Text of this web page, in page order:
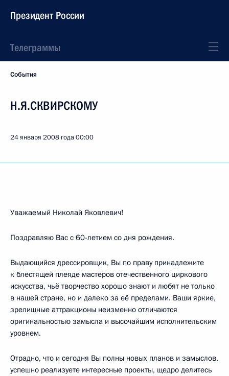
Президент России
Телеграммы
События
Н.Я.СКВИРСКОМУ
24 января 2008 года00:00
Уважаемый Николай Яковлевич!
Поздравляю Вас с 60-летием со дня рождения.
Выдающийся дрессировщик, Вы по праву принадлежите
к блестящей плеяде мастеров отечественного циркового
искусства, чьё творчество хорошо знают и любят не только
в нашей стране, но и далеко за её пределами. Ваши яркие,
зрелищные аттракционы неизменно отличаются
оригинальностью замысла и высочайшим исполнительским
уровнем.
Отрадно, что и сегодня Вы полны новых планов и замыслов,
успешно реализуете интересные проекты, щедро делитесь